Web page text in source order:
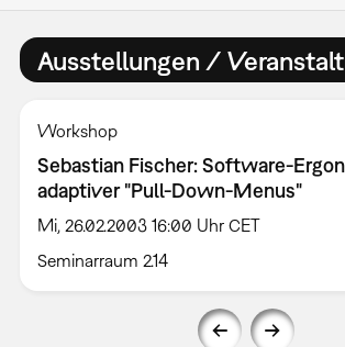
Ausstellungen /
Workshop
Sebastian Fischer: Software-
adaptiver "Pull-Down-Menus"
Mi, 26.02.2003 16:00 Uhr CET
Seminarraum 2.14